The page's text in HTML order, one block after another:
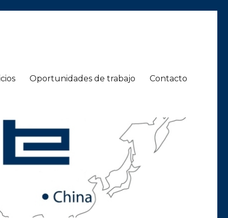
Oportunidades de trabajo Contacto